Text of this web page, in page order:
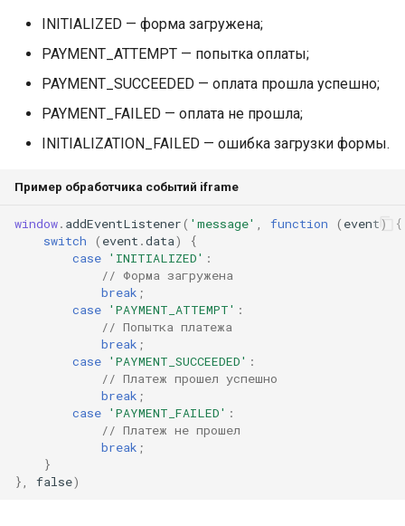
INITIALIZED — форма загружена;
PAYMENT_ATTEMPT — попытка оплаты;
PAYMENT_SUCCEEDED — оплата прошла успешно;
PAYMENT_FAILED — оплата не прошла;
INITIALIZATION_FAILED — ошибка загрузки формы.
Пример обработчика событий iframe
window. addEventListener( 'message' , function ( event )
{
switch
( event .data)
{
case 'INITIALIZED' :
// Форма загружена
break ;
case 'PAYMENT_ATTEMPT' :
// Попытка платежа
break ;
case 'PAYMENT_SUCCEEDED' :
// Платеж прошел успешно
break ;
case 'PAYMENT_FAILED' :
// Платеж не прошел
break ;
}
},
false)